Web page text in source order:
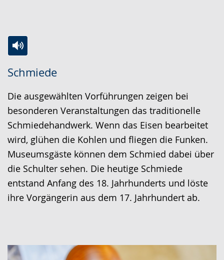
Schmiede
Leichten
Sprache
wechseln.
Audio-
Unterstützung.
Video
in
Deutscher
Gebärdensprache
wird
angezeigt.
Die ausgewählten Vorführungen zeigen bei
besonderen Veranstaltungen das traditionelle
Schmiedehandwerk. Wenn das Eisen bearbeitet
wird, glühen die Kohlen und fliegen die Funken.
Museumsgäste können dem Schmied dabei über
die Schulter sehen. Die heutige Schmiede
entstand Anfang des 18. Jahrhunderts und löste
ihre Vorgängerin aus dem 17. Jahrhundert ab.